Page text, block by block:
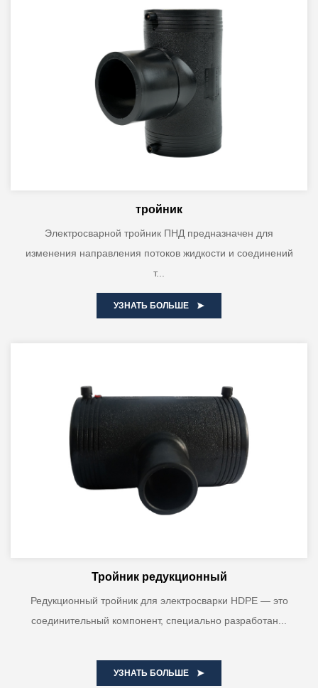
тройник
Электросварной тройник ПНД предназначен для
изменения направления потоков жидкости и соединений
т...
УЗНАТЬ БОЛЬШЕ
Тройник редукционный
Редукционный тройник для электросварки HDPE — это
соединительный компонент, специально разработан...
УЗНАТЬ БОЛЬШЕ